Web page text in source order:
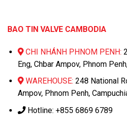
BAO TIN VALVE CAMBODIA
CHI NHÁNH PHNOM PENH:
Eng, Chbar Ampov, Phnom
WAREHOUSE: 248 National
Ampov, Phnom Penh,
Hotline: +855 6869 6789